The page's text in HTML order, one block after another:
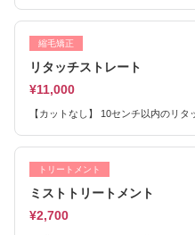
縮毛矯正
リタッチストレート
¥11,000
【カットなし】 10センチ以内のリタ
トリートメント
ミストトリートメント
¥2,700